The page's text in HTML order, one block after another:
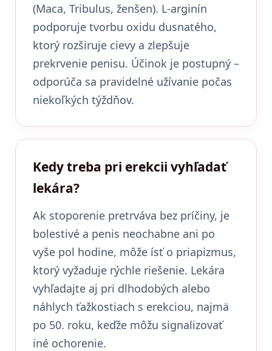
(Maca, Tribulus, ženšen). L-arginín
podporuje tvorbu oxidu dusnatého,
ktorý rozširuje cievy a zlepšuje
prekrvenie penisu. Účinok je postupný –
odporúča sa pravidelné užívanie počas
niekoľkých týždňov.
Kedy treba pri erekcii vyhľadať
lekára?
Ak stoporenie pretrváva bez príčiny, je
bolestivé a penis neochabne ani po
vyše pol hodine, môže ísť o priapizmus,
ktorý vyžaduje rýchle riešenie. Lekára
vyhľadajte aj pri dlhodobých alebo
náhlych ťažkostiach s erekciou, najmä
po 50. roku, keďže môžu signalizovať
iné ochorenie.